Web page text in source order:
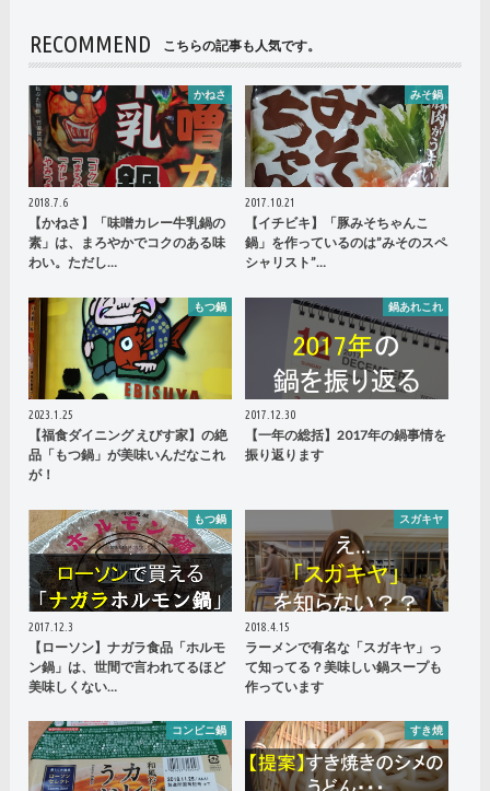
RECOMMEND こちらの記事も人気です。
かねさ
2018.7.6
【かねさ】「味噌カレー牛乳鍋の
素」は、まろやかでコクのある味
わい。ただし…
みそ鍋
2017.10.21
【イチビキ】「豚みそちゃんこ
鍋」を作っているのは”みそのスペ
シャリスト”…
もつ鍋
2023.1.25
【福食ダイニング えびす家】の絶
品「もつ鍋」が美味いんだなこれ
が！
鍋あれこれ
2017.12.30
【一年の総括】2017年の鍋事情を
振り返ります
もつ鍋
2017.12.3
【ローソン】ナガラ食品「ホルモ
ン鍋」は、世間で言われてるほど
美味しくない…
スガキヤ
2018.4.15
ラーメンで有名な「スガキヤ」っ
て知ってる？美味しい鍋スープも
作っています
コンビニ鍋 すき焼